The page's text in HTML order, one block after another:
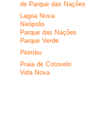
de Parque das Nações
Lagoa Nova
Neópolis
Parque das Nações
Parque Verde
Pitimbu
Praia de Cotovelo
Vida Nova